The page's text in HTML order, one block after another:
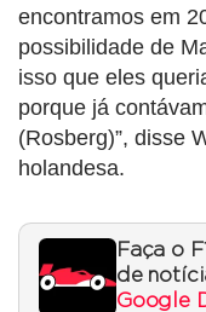
encontramos em
possibilidade de
isso que eles
porque já
(Rosberg)”, disse
holandesa.
Faça o
de
Google